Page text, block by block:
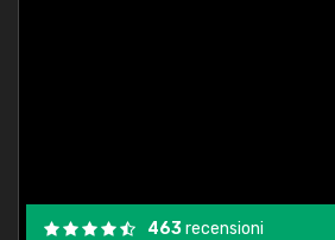
463recensioni